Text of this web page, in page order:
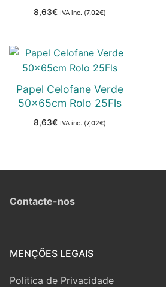
8,63€ IVA inc. (7,02€)
Papel Celofane Verde
50x65cm Rolo 25Fls
8,63€ IVA inc. (7,02€)
Contacte-nos
MENÇÕES LEGAIS
Politica de Privacidade